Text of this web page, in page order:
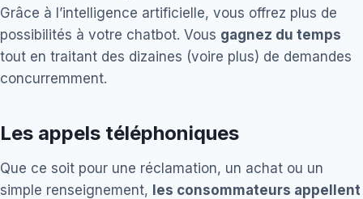
Grâce à l’intelligence artificielle, vous offrez plus de
possibilités à votre chatbot. Vous gagnez du temps
tout en traitant des dizaines (voire plus) de demandes
concurremment.
Les appels téléphoniques
Que ce soit pour une réclamation, un achat ou un
simple renseignement, les consommateurs appellent